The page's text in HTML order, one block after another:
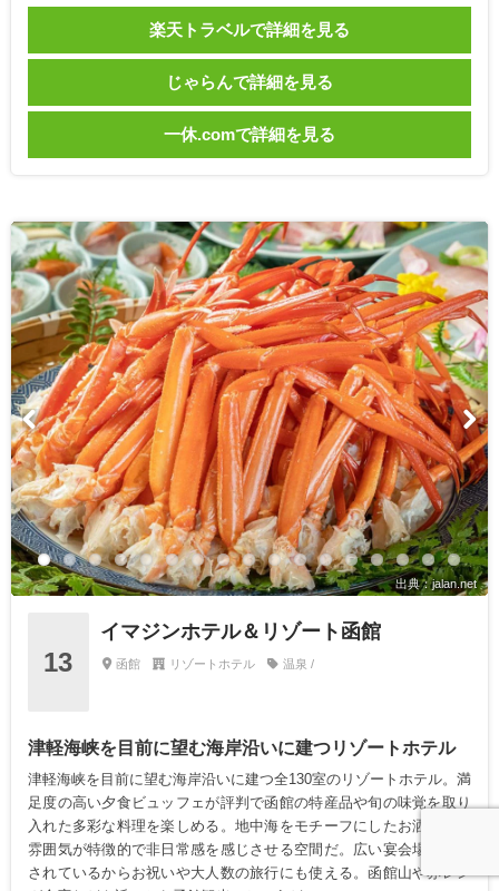
楽天トラベルで詳細を見る
じゃらんで詳細を見る
一休.comで詳細を見る
出典：jalan.net
13
イマジンホテル＆リゾート函館
函館 リゾートホテル 温泉 /
津軽海峡を目前に望む海岸沿いに建つリゾートホテル
津軽海峡を目前に望む海岸沿いに建つ全130室のリゾートホテル。満
足度の高い夕食ビュッフェが評判で函館の特産品や旬の味覚を取り
入れた多彩な料理を楽しめる。地中海をモチーフにしたお洒落なな
雰囲気が特徴的で非日常感を感じさせる空間だ。広い宴会場が用意
されているからお祝いや大人数の旅行にも使える。函館山や赤レン